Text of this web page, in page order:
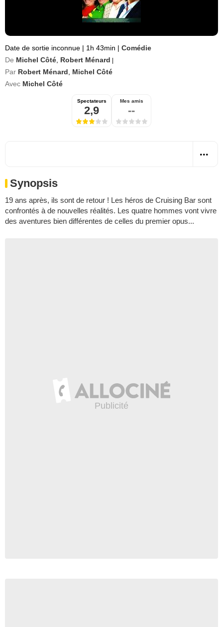
Date de sortie inconnue | 1h 43min | Comédie
De Michel Côté Robert Ménard
Par Robert Ménard
Michel Côté
Avec Michel Côté
Spectateurs
2,9
Mes amis
--
Synopsis
19 ans après, ils sont de retour ! Les héros de Cruising Bar sont
confrontés à de nouvelles réalités. Les quatre hommes vont vivre
des aventures bien différentes de celles du premier opus...